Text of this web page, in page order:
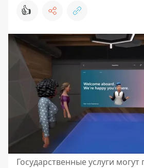
👍
Государственные услуги могут